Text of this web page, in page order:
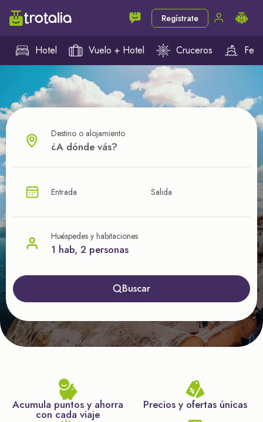
Regístrate
Hotel Vuelo + Hotel Cruceros
¿CUÁL VA A SER TU PRÓXIMO TROTE?
nuestras ofertas
Destino o alojamiento
Entrada Salida
Huéspedes y habitaciones
1 hab, 2 personas
Buscar
Acumula puntos y ahorra
con cada viaje
Precios y ofertas únicas